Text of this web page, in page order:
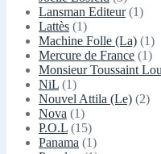
Lansman Editeur(1)
Lattès (1)
Machine Folle (La) (1)
Mercure de France (1)
Monsieur Toussaint
NiL (1)
Nouvel Attila (Le) (2)
Nova (1)
P.O.L (15)
Panama (1)